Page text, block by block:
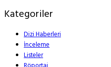
Kategoriler
Dizi Haberleri
İnceleme
Listeler